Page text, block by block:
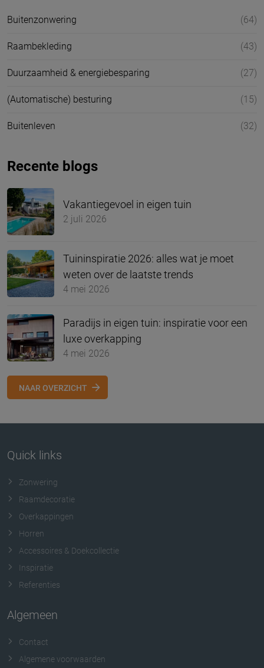
Buitenzonwering (64)
Raambekleding (43)
Duurzaamheid & energiebesparing (27)
(Automatische) besturing (15)
Buitenleven (32)
Recente blogs
Vakantiegevoel in eigen tuin
2 juli 2026
Tuininspiratie 2026: alles wat je moet
weten over de laatste trends
4 mei 2026
Paradijs in eigen tuin: inspiratie voor een
luxe overkapping
4 mei 2026
NAAR OVERZICHT
Quick links
Zonwering
Raamdecoratie
Overkappingen
Horren
Accessoires & Doekcollectie
Inspiratie
Referenties
Algemeen
Contact
Algemene voorwaarden